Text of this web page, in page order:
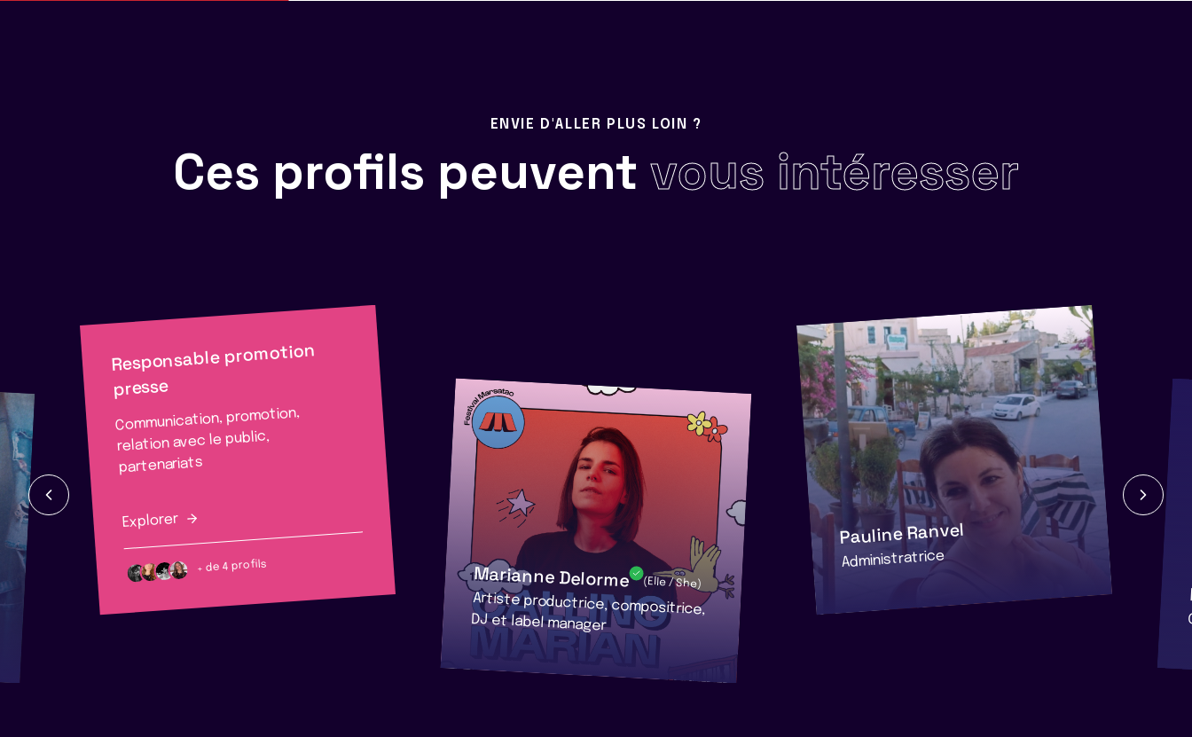
ENVIE D'ALLER PLUS LOIN ?
Ces profils peuvent vous intéresser
Responsable promotion
presse
Communication, promotion,
relation avec le public,
partenariats
Explorer
+ de 4 profils Marianne Delorme (Elle / She)
Artiste productrice, compositrice,
DJ et label manager
Pauline Ranvel
Administratrice